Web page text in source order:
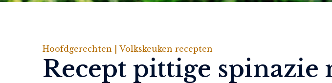
Hoofdgerechten | Volkskeuken recepten
Recept pittige spinazie